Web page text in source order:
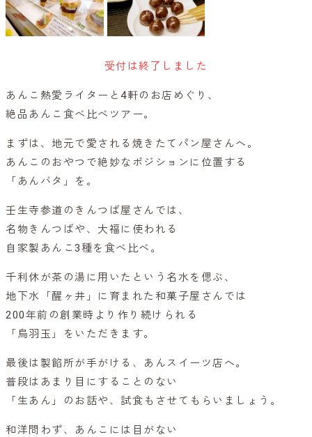
受付は終了しました
あんこ熱愛ライターと4軒のお店めぐり、
絶品あんこ食べ比べツアー。
まずは、地元で愛される焼きたてパン屋さんへ。
あんこのおやつで絶妙なポジションに位置する
「あんバタ」を。
壬生寺参道のきんつば屋さんでは、
名物きんつばや、大福に使われる
自家製あんこ3種を食べ比べ。
千利休が茶の湯に用いたという名水を偲ぶ、
地下水「醒ヶ井」に育まれた和菓子屋さんでは
200年前の創業時より作り続けられる
「烏羽玉」をいただきます。
最後は製餡所が手がける、あんスイーツ店へ。
普段はあまり目にすることのない
「生あん」のお話や、試食もさせてもらいましょう。
和洋問わず、あんこには目がない